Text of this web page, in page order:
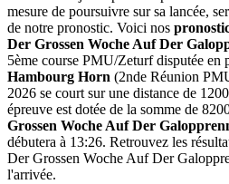
mesure de poursuivre sur sa lancée,
de notre pronostic. Voici nos
Der Grossen Woche Auf Der
5ème course PMU/Zeturf disputée en
Hambourg Horn (2nde Réunion
2026 se court sur une distance de
épreuve est dotée de la somme de
Grossen Woche Auf Der
débutera à 13:26. Retrouvez les
Der Grossen Woche Auf Der
l'arrivée.